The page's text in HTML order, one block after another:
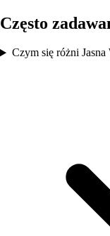
Często
Czym się różni Jasna